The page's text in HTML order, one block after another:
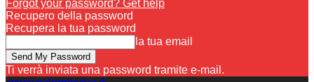
Forgot your password? Get help
Recupero della password
Recupera la tua password
la tua email
Ti verrà inviata una password tramite e-mail.